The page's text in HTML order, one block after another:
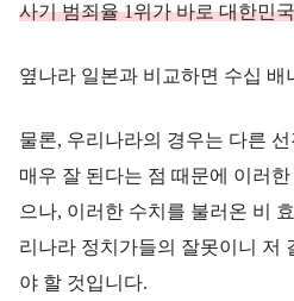
사기 범죄율 1위가 바로 대한민
옆나라 일본과 비교하면 수십 배
물론, 우리나라의 경우는 다른
매우 잘 된다는 점 때문에 이러
으나, 이러한 수치를 불러온 비
리나라 정치가들의 잘못이니 저
야 할 것입니다.